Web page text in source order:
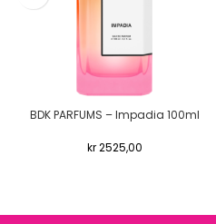
BDK PARFUMS – Impadia 100ml
kr2525,00